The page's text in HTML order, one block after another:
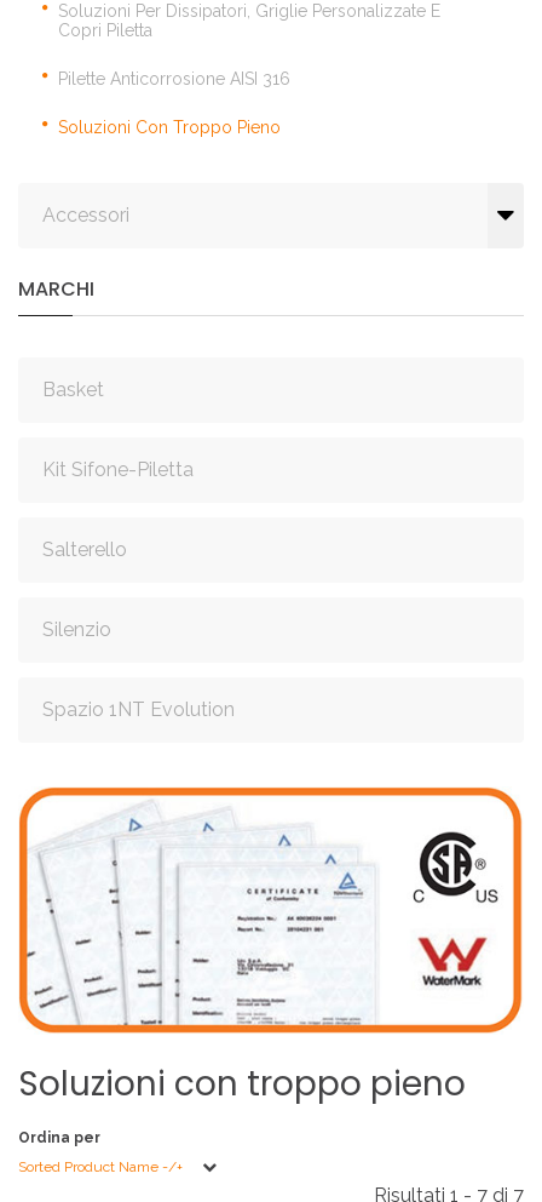
Soluzioni Per Dissipatori, Griglie Personalizzate E
Copri Piletta
Pilette Anticorrosione AISI 316
Soluzioni Con Troppo Pieno
Accessori
MARCHI
Basket
Kit Sifone-Piletta
Salterello
Silenzio
Spazio 1NT Evolution
Soluzioni con troppo pieno
Ordina per
Sorted Product Name -/+
Risultati 1 - 7 di 7